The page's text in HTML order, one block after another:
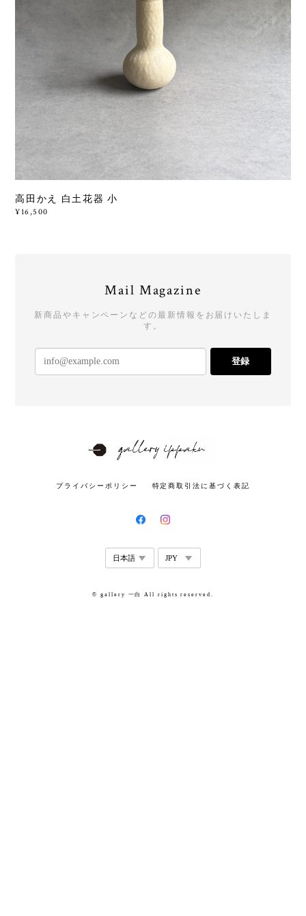
高田かえ 白土花器 小
¥16,500
Mail Magazine
新商品やキャンペーンなどの最新情報をお届けいたしま
す。
登録
プライバシーポリシー 特定商取引法に基づく表記
© gallery 一白 All rights reserved.